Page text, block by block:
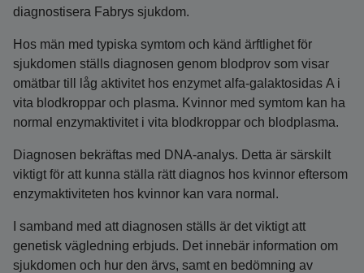
diagnostisera Fabrys sjukdom.
Hos män med typiska symtom och känd ärftlighet för
sjukdomen ställs diagnosen genom blodprov som visar
omätbar till låg aktivitet hos enzymet alfa-galaktosidas A i
vita blodkroppar och plasma. Kvinnor med symtom kan ha
normal enzymaktivitet i vita blodkroppar och blodplasma.
Diagnosen bekräftas med DNA-analys. Detta är särskilt
viktigt för att kunna ställa rätt diagnos hos kvinnor eftersom
enzymaktiviteten hos kvinnor kan vara normal.
I samband med att diagnosen ställs är det viktigt att
genetisk vägledning erbjuds. Det innebär information om
sjukdomen och hur den ärvs, samt en bedömning av